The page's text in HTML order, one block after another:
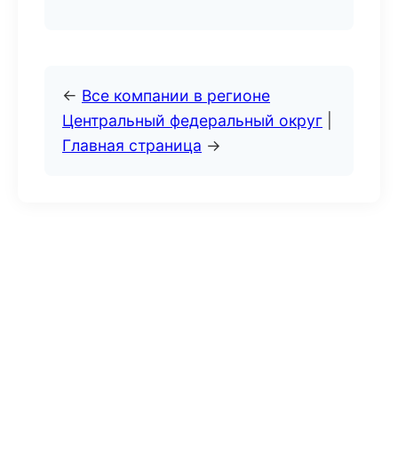
← Все компании в регионе
Центральный федеральный округ
Главная страница →